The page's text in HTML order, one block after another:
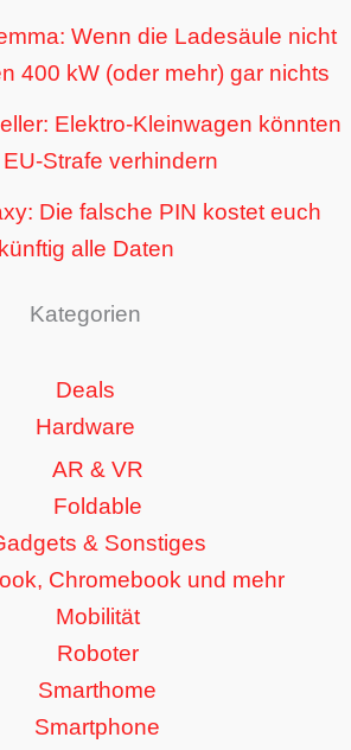
Wenn die Ladesäule nicht
400 kW (oder mehr) gar nichts
Elektro-Kleinwagen könnten
Strafe verhindern
Die falsche PIN kostet euch
künftig alle Daten
Kategorien
Deals
Hardware
AR & VR
Foldable
& Sonstiges
Chromebook und mehr
Mobilität
Roboter
Smarthome
Smartphone